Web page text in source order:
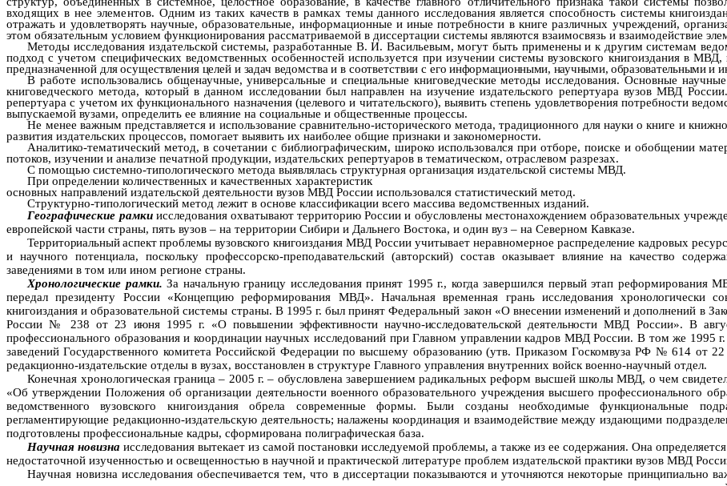
входящих в нее элементов. Одним из таких качеств в рамках темы данного исследования является способность системы
отражать и удовлетворять научные, образовательные, информационные и иные потребности в книге различных учреждений,
этом обязательным условием функционирования рассматриваемой в диссертации системы являются взаимосвязь и взаимодействие
Методы исследования издательской системы, разработанные В. И. Васильевым, могут быть применены и к другим системам
подход с учетом специфических ведомственных особенностей используется при изучении системы вузовского книгоиздания в
предназначенной для осуществления целей и задач ведомства и в соответствии с его информационными, научными, образовательными и
В работе использовались общенаучные, универсальные и специальные книговедческие методы исследования. Основные
книговедческого метода, который в данном исследовании был направлен на изучение издательского репертуара вузов МВД
репертуара с учетом их функционального назначения (целевого и читательского), выявить степень удовлетворения потребности
выпускаемой вузами, определить ее влияние на социальные и общественные процессы.
Не менее важным представляется и использование сравнительно-исторического метода, традиционного для науки о книге и
развития издательских процессов, помогает выявить их наиболее общие признаки и закономерности.
Аналитико-тематический метод, в сочетании с библиографическим, широко использовался при отборе, поиске и обобщении
потоков, изучении и анализе печатной продукции, издательских репертуаров в тематическом, отраслевом разрезах.
С помощью системно-типологического метода выявлялась структурная организация издательской системы МВД.
При определении количественных и качественных характеристик
основных направлений издательской деятельности вузов МВД России использовался статистический метод.
Структурно-типологический метод лежит в основе классификации всего массива ведомственных изданий.
Географические рамки исследования охватывают территорию России и обусловлены местонахождением образовательных
европейской части страны, пять вузов – на территории Сибири и Дальнего Востока, и один вуз – на Северном Кавказе.
Территориальный аспект проблемы вузовского книгоиздания МВДРоссии учитывает неравномерное распределение кадровых
и научного потенциала, поскольку профессорско-преподавательский (авторский) состав оказывает влияние на качество
заведениями в том или ином регионе страны.
Хронологические рамки. За начальную границу исследования принят 1995 г., когда завершился первый этап реформирования
передал президенту России «Концепцию реформирования МВД». Начальная временная грань исследования хронологически
книгоиздания и образовательной системы страны. В 1995 г. был принят Федеральный закон «О внесении изменений и дополнений в
России № 238 от 23 июня 1995 г. «О повышении эффективности научно-исследовательской деятельностиМВД России». В
профессионального образования и координации научных исследований при Главном управлении кадров МВД России. В том же 1995 г.
заведений Государственного комитета Российской Федерации по высшему образованию (утв. Приказом Госкомвуза РФ № 614 от
редакционно-издательские отделы в вузах, восстановлен в структуре Главного управления внутренних войск военно-научный отдел.
Конечная хронологическая граница – 2005 г. – обусловлена завершением радикальных реформ высшей школы МВД, о чем
«Об утверждении Положения об организации деятельности военного образовательного учреждения высшего профессионального
ведомственного вузовского книгоиздания обрела современные формы. Были созданы необходимые функциональные
регламентирующие редакционно-издатель­скую деятельность; налажены координация и взаимодействие между издающими
подготовлены профессиональные кадры, сформирована полиграфическая база.
Научная новизна исследования вытекает из самой постановки исследуемой проблемы, а также из ее содержания. Она определяется
недостаточной изученностью и освещенностью в научной и практической литературе проблем издательской практики вузов МВД
Научная новизна исследования обеспечивается тем, что в диссертации показываются и уточняются некоторые принципиально